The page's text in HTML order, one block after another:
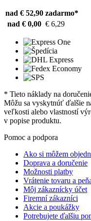
nad € 52,90 zadarmo*
nad € 0,00 € 6,29
* Tieto náklady na
Môžu sa vyskytnúť ďalšie
veľkosti alebo vlastností
v popise produktu.
Pomoc a podpora
Ako si môžem
Doprava a doručenie
Možnosti platby
Vrátenie tovaru a
Môj zákaznícky účet
Firemní zákazníci
Akcie a poukážky
Potrebujete ďalšiu